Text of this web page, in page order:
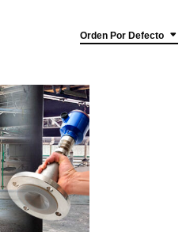
Orden Por Defecto